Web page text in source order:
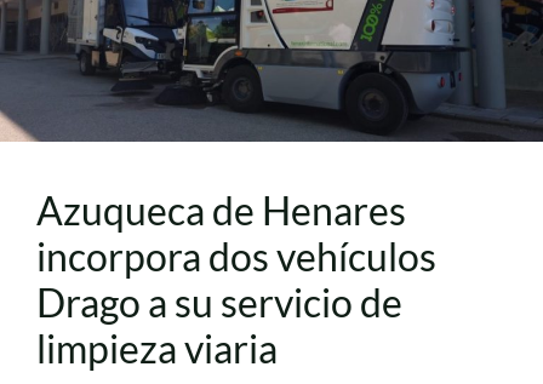
Azuqueca de Henares
incorpora dos vehículos
Drago a su servicio de
limpieza viaria